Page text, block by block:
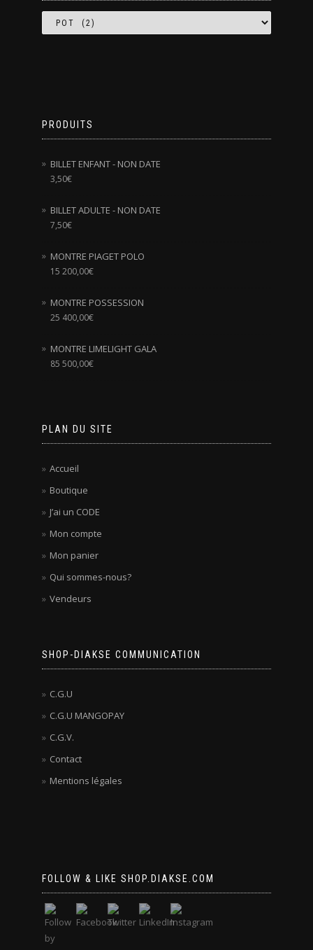
PRODUITS
BILLET ENFANT - NON DATE
3,50€
BILLET ADULTE - NON DATE
7,50€
MONTRE PIAGET POLO
15 200,00€
MONTRE POSSESSION
25 400,00€
MONTRE LIMELIGHT GALA
85 500,00€
PLAN DU SITE
Accueil
Boutique
J’ai un CODE
Mon compte
Mon panier
Qui sommes-nous?
Vendeurs
SHOP-DIAKSE COMMUNICATION
C.G.U
C.G.U MANGOPAY
C.G.V.
Contact
Mentions légales
FOLLOW & LIKE SHOP.DIAKSE.COM